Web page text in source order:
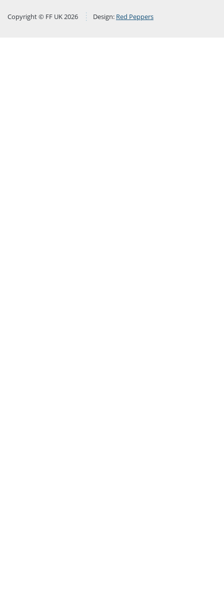
Copyright © FF UK 2026 Design: Red Peppers